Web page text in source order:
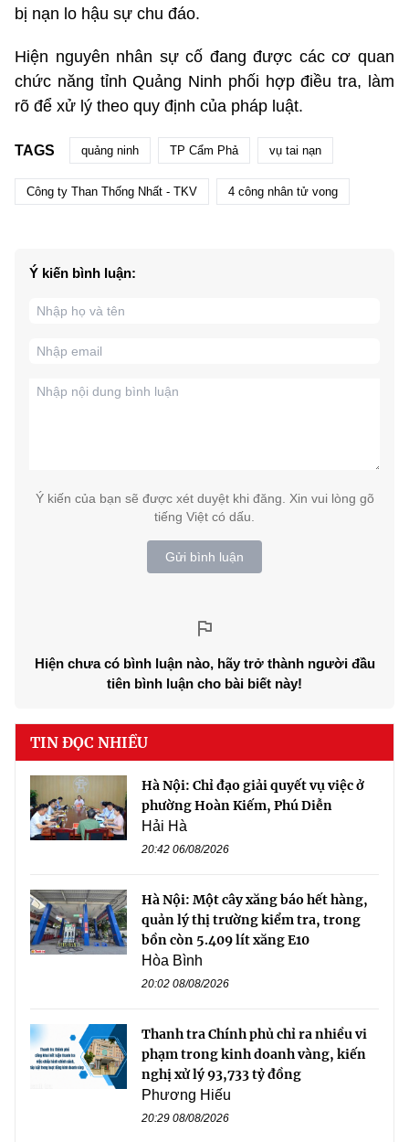
bị nạn lo hậu sự chu đáo.
Hiện nguyên nhân sự cố đang được các cơ quan
chức năng tỉnh Quảng Ninh phối hợp điều tra, làm
rõ để xử lý theo quy định của pháp luật.
TAGS quảng ninh TP Cẩm Phả vụ tai nạn
Công ty Than Thống Nhất - TKV 4 công nhân tử vong
Ý kiến bình luận:
Ý kiến của bạn sẽ được xét duyệt khi đăng. Xin vui lòng gõ
tiếng Việt có dấu.
Gửi bình luận
Hiện chưa có bình luận nào, hãy trở thành người đầu
tiên bình luận cho bài biết này!
TIN ĐỌC NHIỀU
Hà Nội: Chỉ đạo giải quyết vụ việc ở
phường Hoàn Kiếm, Phú Diễn
Hải Hà
20:42 06/08/2026
Hà Nội: Một cây xăng báo hết hàng,
quản lý thị trường kiểm tra, trong
bồn còn 5.409 lít xăng E10
Hòa Bình
20:02 08/08/2026
Thanh tra Chính phủ chỉ ra nhiều vi
phạm trong kinh doanh vàng, kiến
nghị xử lý 93,733 tỷ đồng
Phương Hiếu
20:29 08/08/2026